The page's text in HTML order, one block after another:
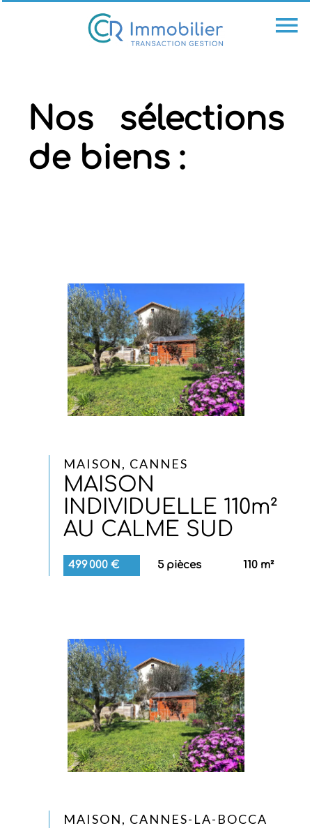
Nos sélections
de biens :
MAISON, CANNES
MAISON
INDIVIDUELLE 110m²
AU CALME SUD
499 000 € 5 pièces 110 m²
MAISON, CANNES-LA-BOCCA